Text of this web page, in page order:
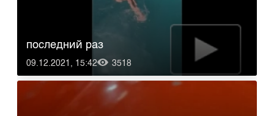
09.12.2021, 15:42 3518
последний раз